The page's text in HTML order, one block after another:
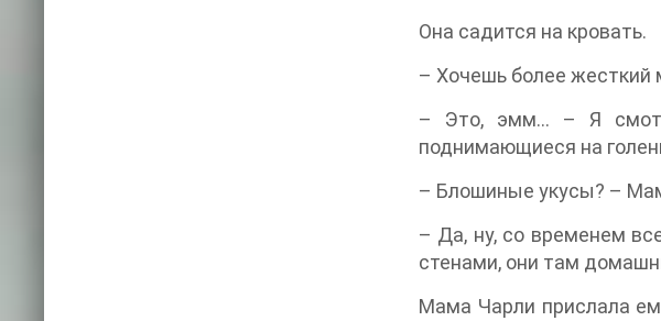
Она садится на кровать.
– Хочешь более жесткий
– Это, эмм… – Я
поднимающиеся на
– Блошиные укусы? –
– Да, ну, со временем
стенами, они там
Мама Чарли прислала